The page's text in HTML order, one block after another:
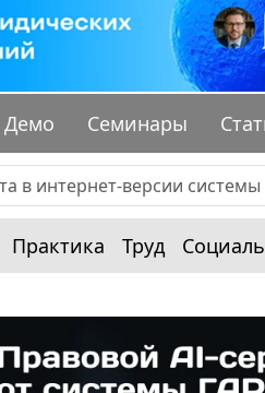
Демо Семинары
Практика Труд